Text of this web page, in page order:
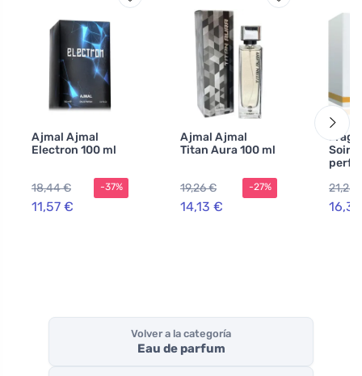
Ajmal Ajmal
Electron 100 ml
18,44 €
11,57 €
-37%
Ajmal Ajmal
Titan Aura 100 ml
19,26 €
14,13 €
-27%
Soir
21,25
Volver a la categoría
Eau de parfum